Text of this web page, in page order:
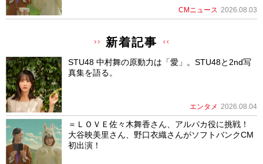
CMニュース 2026.08.03
新着記事
STU48 中村舞の原動力は「愛」。STU48と2nd写
真集を語る。
エンタメ 2026.08.04
＝ＬＯＶＥ佐々木舞香さん、アルパカ役に挑戦！
大谷映美里さん、野口衣織さんがソフトバンクCM
初出演！